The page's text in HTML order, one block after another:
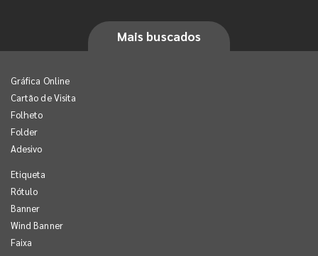
Mais buscados
Gráfica Online
Cartão de Visita
Folheto
Folder
Adesivo
Etiqueta
Rótulo
Banner
Wind Banner
Faixa